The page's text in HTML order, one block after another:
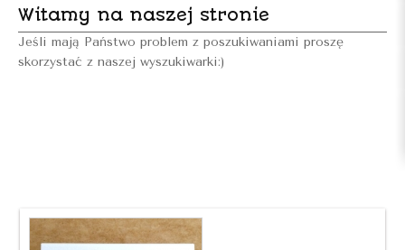
Witamy na naszej stronie
Jeśli mają Państwo problem z poszukiwaniami proszę
skorzystać z naszej wyszukiwarki:)